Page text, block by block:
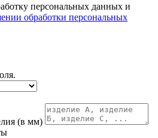
персональных данных и
обработки персональных
(в мм)